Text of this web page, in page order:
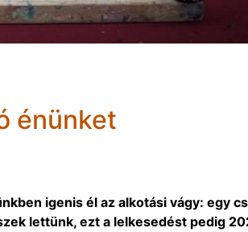
énünket
igenis él az alkotási vágy: egy
lettünk, ezt a lelkesedést pedig